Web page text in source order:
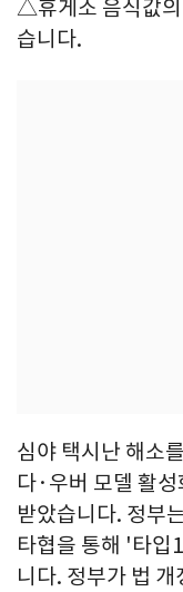
△휴게소 음식값
습니다.
심야 택시난 해소
다·우버 모델 활
받았습니다. 정부
타협을 통해 '타입
니다. 정부가 법